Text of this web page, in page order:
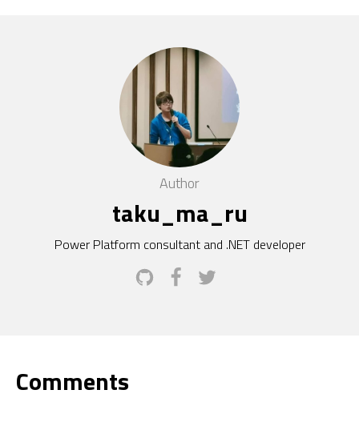
Author
taku_ma_ru
Power Platform consultant and .NET developer
Comments